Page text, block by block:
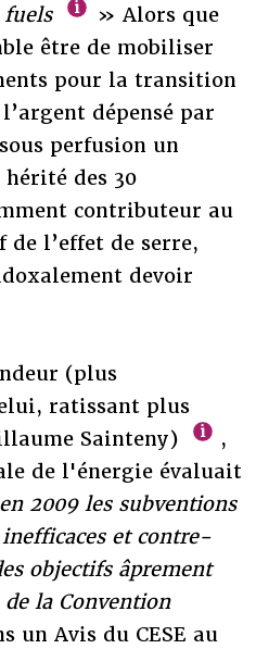
» Alors que
être de mobiliser
pour la transition
dépensé par
perfusion un
des 30
contributeur au
de l’effet de serre,
devoir
(plus
ratissant plus
Sainteny)
,
de l'énergie évaluait
2009 les subventions
et contre-
objectifs âprement
la Convention
Avis du CESE au